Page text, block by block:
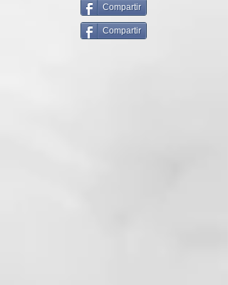
buena regla general para
protegerse de la acumulación no
deseada de minerales dañinos, es
Compartir
Compartir